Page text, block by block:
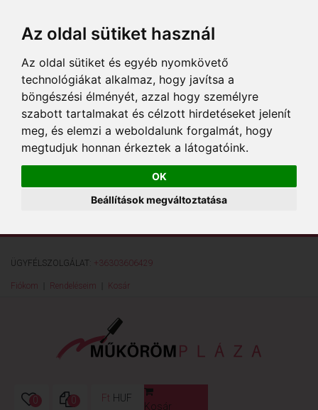
Az oldal sütiket használ
Az oldal sütiket és egyéb nyomkövető
technológiákat alkalmaz, hogy javítsa a
böngészési élményét, azzal hogy személyre
szabott tartalmakat és célzott hirdetéseket jelenít
meg, és elemzi a weboldalunk forgalmát, hogy
megtudjuk honnan érkeztek a látogatóink.
OK
Beállítások megváltoztatása
ÜGYFÉLSZOLGÁLAT: +36303606429
Fiókom Rendeléseim Kosár
0 0 Ft HUF
Kosár